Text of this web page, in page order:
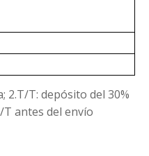
2.T/T: depósito del 30%
antes del envío